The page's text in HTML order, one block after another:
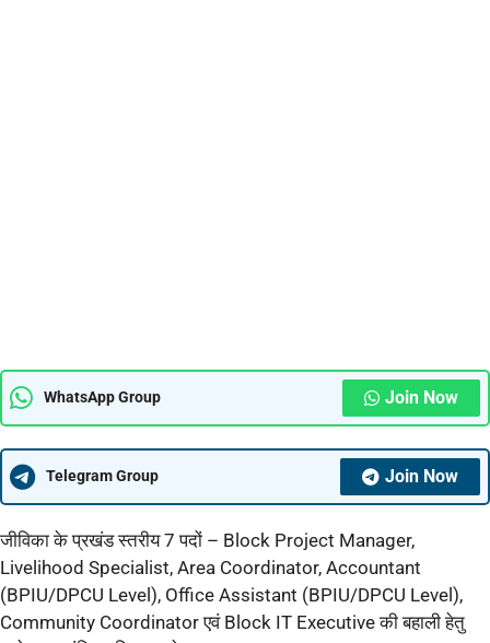
WhatsApp Group Join Now
Telegram Group Join Now
जीविका के प्रखंड स्तरीय 7 पदों – Block Project Manager,
Livelihood Specialist, Area Coordinator, Accountant
(BPIU/DPCU Level), Office Assistant (BPIU/DPCU Level),
Community Coordinator एवं Block IT Executive की बहाली हेतु